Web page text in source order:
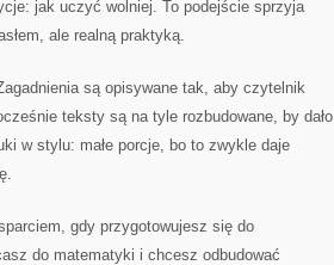
jak uczyć wolniej. To podejście sprzyja
ale realną praktyką.
są opisywane tak, aby czytelnik
teksty są na tyle rozbudowane, by dało
w stylu: małe porcje, bo to zwykle daje
gdy przygotowujesz się do
do matematyki i chcesz odbudować